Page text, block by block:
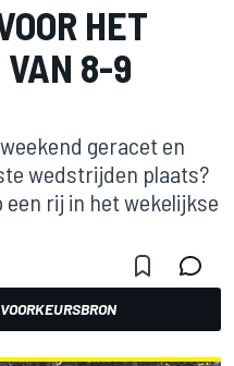
HET
VAN 8-9
geracet en
wedstrijden plaats?
rij in het wekelijkse